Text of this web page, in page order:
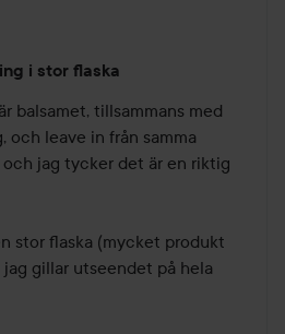
i stor flaska
balsamet, tillsammans med
och leave in från samma
jag tycker det är en riktig
stor flaska (mycket produkt
gillar utseendet på hela